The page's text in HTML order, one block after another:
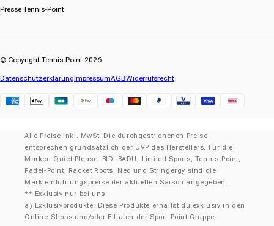
Presse Tennis-Point
© Copyright Tennis-Point 2026
DatenschutzerklärungImpressumAGBWiderrufsrecht
Alle Preise inkl. MwSt. Die durchgestrichenen Preise
entsprechen grundsätzlich der UVP des Herstellers. Für die
Marken Quiet Please, BIDI BADU, Limited Sports, Tennis-Point,
Padel-Point, Racket Roots, Neo und Stringergy sind die
Markteinführungspreise der aktuellen Saison angegeben.
** Exklusiv nur bei uns:
a) Exklusivprodukte: Diese Produkte erhältst du exklusiv in den
Online-Shops und/oder Filialen der Sport-Point Gruppe.